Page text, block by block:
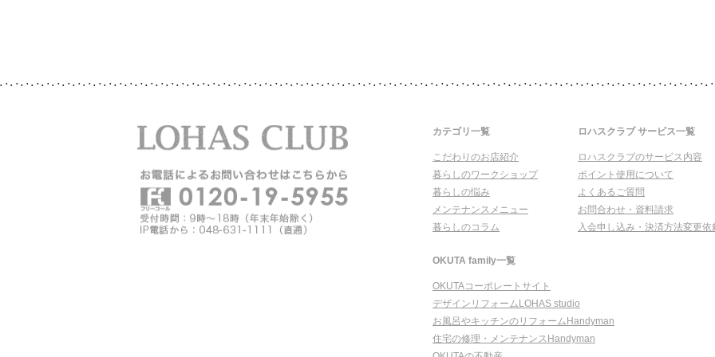
カテゴリ一覧
こだわりのお店紹介
暮らしのワークショップ
暮らしの悩み
メンテナンスメニュー
暮らしのコラム
ロハスクラブ サービス一覧
ロハスクラブのサービス内容
ポイント使用について
よくあるご質問
お問合わせ・資料請求
入会申し込み・決済方法変更依
OKUTA family一覧
OKUTAコーポレートサイト
デザインリフォームLOHAS studio
お風呂やキッチンのリフォームHandyman
住宅の修理・メンテナンスHandyman